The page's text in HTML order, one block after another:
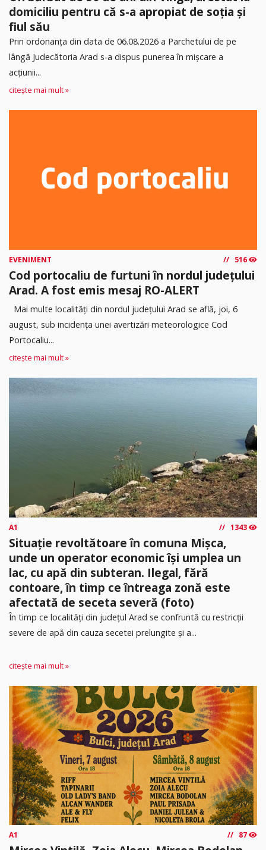
domiciliu pentru că s-a apropiat de soția și
fiul său
Prin ordonanța din data de 06.08.2026 a Parchetului de pe
lângă Judecătoria Arad s-a dispus punerea în mişcare a
acţiunii...
citește mai mult »
EVENIMENT 516
Cod portocaliu de furtuni în nordul județului
Arad. A fost emis mesaj RO-ALERT
Mai multe localități din nordul județului Arad se află, joi, 6
august, sub incidența unei avertizări meteorologice Cod
Portocaliu...
citește mai mult »
A1 1343
Situație revoltătoare în comuna Mișca,
unde un operator economic își umplea un
lac, cu apă din subteran. Ilegal, fără
contoare, în timp ce întreaga zonă este
afectată de seceta severă (foto)
În timp ce localități din județul Arad se confruntă cu restricții
severe de apă din cauza secetei prelungite și a...
citește mai mult »
A1 87